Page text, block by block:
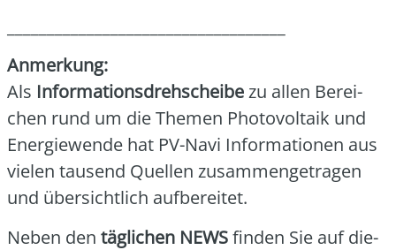
Anmer­kung:
Als Infor­ma­ti­ons­dreh­schei­bezu allen Berei­
chen rund um die The­men Pho­to­vol­ta­ik und
Ener­gie­wen­de hat PV-Navi Infor­ma­tio­nen aus
vie­len tau­send Quel­len zusam­men­ge­tra­gen
und über­sicht­lich auf­be­rei­tet.
Neben den täg­li­chen NEWSfin­den Sie auf die­